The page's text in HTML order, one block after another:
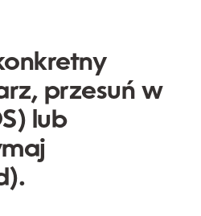
przesuń w
lub